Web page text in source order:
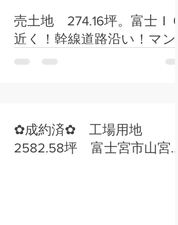
売土地 274.16坪。富士ＩＣ
近く！幹線道路沿い！マン
ション、店舗 事務所用土
✿成約済✿ 工場用地
2582.58坪 富士宮市山宮